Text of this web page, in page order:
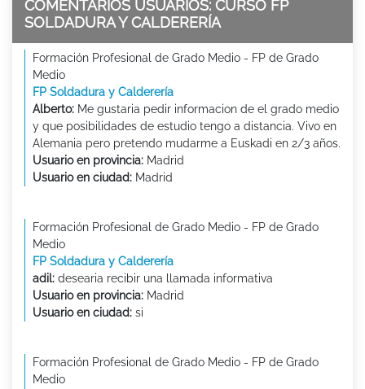
COMENTARIOS USUARIOS: CURSO FP
SOLDADURA Y CALDERERÍA
Formación Profesional de Grado Medio - FP de Grado
Medio
FP Soldadura y Calderería
Alberto: Me gustaria pedir informacion de el grado medio
y que posibilidades de estudio tengo a distancia. Vivo en
Alemania pero pretendo mudarme a Euskadi en 2/3 años.
Usuario en provincia: Madrid
Usuario en ciudad: Madrid
Formación Profesional de Grado Medio - FP de Grado
Medio
FP Soldadura y Calderería
adil: desearia recibir una llamada informativa
Usuario en provincia: Madrid
Usuario en ciudad: si
Formación Profesional de Grado Medio - FP de Grado
Medio